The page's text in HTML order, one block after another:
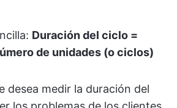
Duración del ciclo =
de unidades (o ciclos)
desea medir la duración del